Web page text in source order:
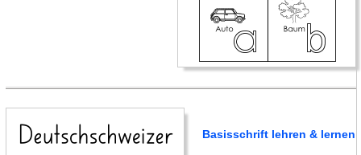
Basisschrift lehren & lernen